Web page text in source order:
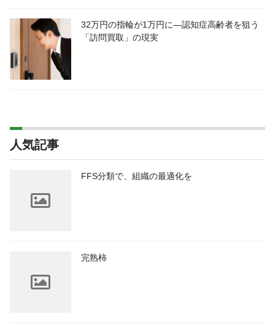
32万円の指輪が1万円に―認知症高齢者を狙う
「訪問買取」の現実
人気記事
FFS分類で、組織の最適化を
完熟柿